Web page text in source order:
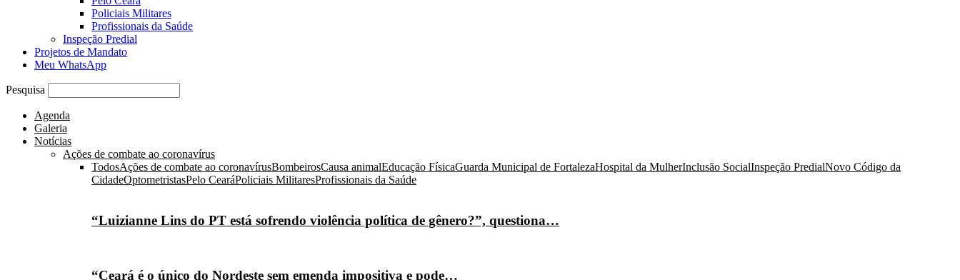
Policiais Militares
Profissionais da Saúde
Inspeção Predial
Projetos de Mandato
Meu WhatsApp
Pesquisa
Agenda
Galeria
Notícias
Ações de combate ao coronavírus
TodosAções de combate ao coronavírusBombeirosCausa animalEducação FísicaGuarda Municipal de FortalezaHospital da MulherInclusão SocialInspeção PredialNovo Código da
CidadeOptometristasPelo CearáPoliciais MilitaresProfissionais da Saúde
“Luizianne Lins do PT está sofrendo violência política de gênero?”, questiona…
“Ceará é o único do Nordeste sem emenda impositiva e pode…